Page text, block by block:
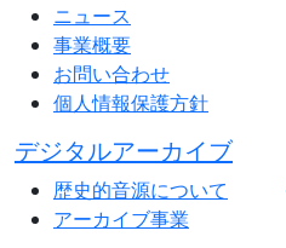
ニュース
事業概要
お問い合わせ
個人情報保護方針
デジタルアーカイブ
歴史的音源について
アーカイブ事業